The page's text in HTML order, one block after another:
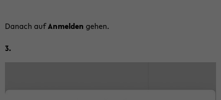
Da­nach aufAn­mel­den gehen.
3.